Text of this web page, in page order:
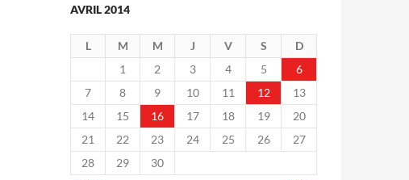
AVRIL 2014
L M M J V S
D
1
2 3 4 5
6
7
8 9 10 11 12
13
14
15 16 17 18 19
20
21
22 23 24 25 26
27
28
29
30